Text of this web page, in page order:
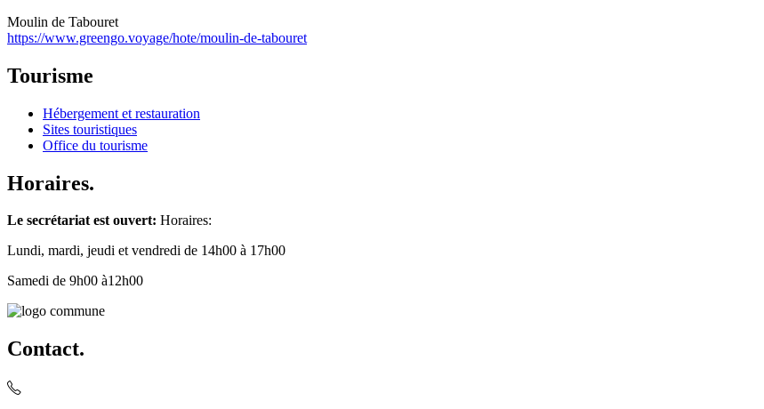
Moulin de Tabouret
https://www.greengo.voyage/hote/moulin-de-tabouret
Tourisme
Hébergement et restauration
Sites touristiques
Office du tourisme
Horaires.
Le secrétariat est ouvert: Horaires:
Lundi, mardi, jeudi et vendredi de 14h00 à 17h00
Samedi de 9h00 à12h00
Contact.